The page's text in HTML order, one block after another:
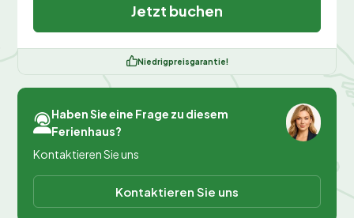
Jetzt buchen
Niedrigpreisgarantie!
Haben Sie eine Frage zu diesem
Ferienhaus?
Kontaktieren Sie uns
Kontaktieren Sie uns